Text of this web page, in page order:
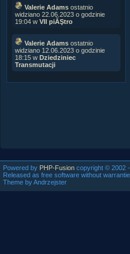
Valerie Adams ostatnio
widziano 22.06.2023 o godzinie
19:04 w VII piĂŞtro
Valerie Adams ostatnio
widziano 12.06.2023 o godzinie
18:15 w Dziedziniec
Transmutacji
Powered by PHP-Fusion copyright © 2002
Released as free software without
Theme by Andrzejster